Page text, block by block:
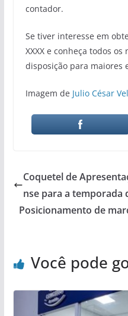
contador.
Se tiver interesse em
XXXX e conheça todos
disposição para maiores
Imagem de Julio César
Coquetel de
nse para a temporada
Posicionamento de
Você pode